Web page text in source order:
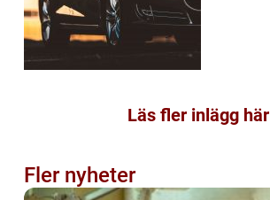
Läs fler inlägg här
Fler nyheter